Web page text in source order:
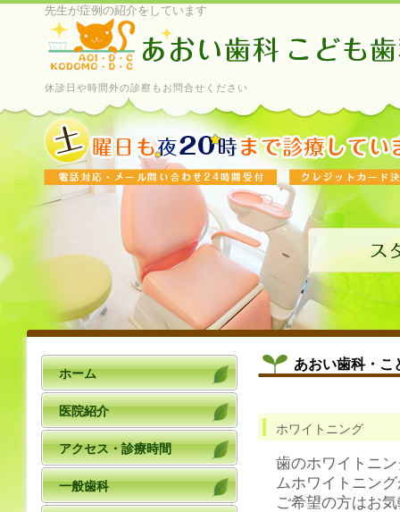
先生が症例の紹介をしています
休診日や時間外の診察もお問合せください
あおい歯科・こ
ホワイトニング
歯のホワイトニ
ムホワイトニン
ご希望の方はお
ホーム
医院紹介
アクセス・診療時間
一般歯科